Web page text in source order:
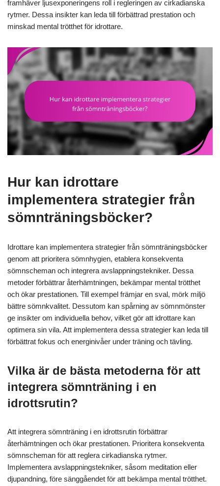
framhäver ljusexponeringens roll i regleringen av cirkadianska
rytmer. Dessa insikter kan leda till förbättrad prestation och
minskad mental trötthet för idrottare.
Hur kan idrottare
implementera strategier från
sömnträningsböcker?
Idrottare kan implementera strategier från sömnträningsböcker
genom att prioritera sömnhygien, etablera konsekventa
sömnscheman och integrera avslappningstekniker. Dessa
metoder förbättrar återhämtningen, bekämpar mental trötthet
och ökar prestationen. Till exempel främjar en sval, mörk miljö
bättre sömnkvalitet. Dessutom kan spårning av sömnmönster
ge insikter om individuella behov, vilket gör att idrottare kan
optimera sin vila. Att implementera dessa strategier kan leda till
förbättrat fokus och energinivåer under träning och tävling.
Vilka är de bästa metoderna för att
integrera sömnträning i en
idrottsrutin?
Att integrera sömnträning i en idrottsrutin förbättrar
återhämtningen och ökar prestationen. Prioritera konsekventa
sömnscheman för att reglera cirkadianska rytmer.
Implementera avslappningstekniker, såsom meditation eller
djupandning, före sänggåendet för att bekämpa mental trötthet.